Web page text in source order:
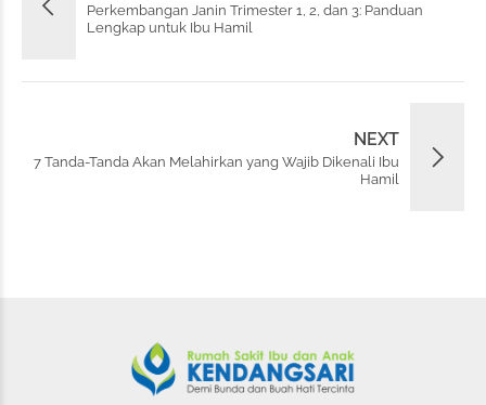
Perkembangan Janin Trimester 1, 2, dan 3: Panduan
Lengkap untuk Ibu Hamil
NEXT
7 Tanda-Tanda Akan Melahirkan yang Wajib Dikenali Ibu
Hamil